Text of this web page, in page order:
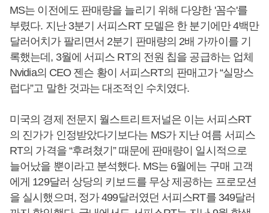
MS는 이전에도 판매량을 늘리기 위해 다양한 '꼼수'를
부렸다. 지난 3분기 서피스RT 모델은 한 분기에만 4백만
달러어치가 팔리면서 2분기 판매량의 2배 가까이를 기
록했는데, 3월에 서피스 RT의 전원 칩을 공급하는 업체
Nvidia의 CEO 젠슨 황이 서피스RT의 판매고가 “실망스
럽다”고 말한 것과는 대조적인 수치였다.
미국의 경제 전문지 월스트리트저널은 이는 서피스RT
의 진가가 인정받았다기보다는 MS가 지난 여름 서피스
RT의 가격을 “후려쳤기” 때문에 판매량이 일시적으로
늘어났을 뿐이라고 분석했다. MS는 6월에는 구매 고객
에게 129달러 상당의 키보드를 무상 제공하는 프로모션
을 실시했으며, 정가 499달러였던 서피스RT를 349달러